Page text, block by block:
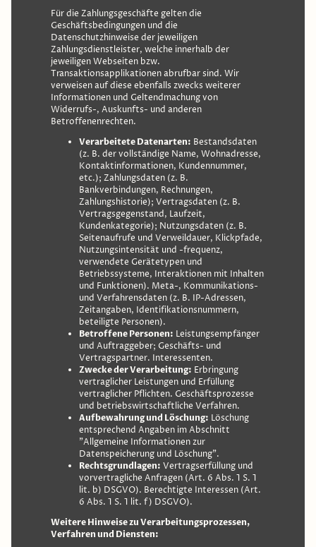
Für die Zahlungsgeschäfte gelten die
Geschäftsbedingungen und die
Datenschutzhinweise der jeweiligen
Zahlungsdienstleister, welche innerhalb der
jeweiligen Webseiten bzw.
Transaktionsapplikationen abrufbar sind. Wir
verweisen auf diese ebenfalls zwecks weiterer
Informationen und Geltendmachung von
Widerrufs-, Auskunfts- und anderen
Betroffenenrechten.
Verarbeitete Datenarten: Bestandsdaten
(z. B. der vollständige Name, Wohnadresse,
Kontaktinformationen, Kundennummer,
etc.); Zahlungsdaten (z. B.
Bankverbindungen, Rechnungen,
Zahlungshistorie); Vertragsdaten (z. B.
Vertragsgegenstand, Laufzeit,
Kundenkategorie); Nutzungsdaten (z. B.
Seitenaufrufe und Verweildauer, Klickpfade,
Nutzungsintensität und -frequenz,
verwendete Gerätetypen und
Betriebssysteme, Interaktionen mit Inhalten
und Funktionen). Meta-, Kommunikations-
und Verfahrensdaten (z. B. IP-Adressen,
Zeitangaben, Identifikationsnummern,
beteiligte Personen).
Betroffene Personen: Leistungsempfänger
und Auftraggeber; Geschäfts- und
Vertragspartner. Interessenten.
Zwecke der Verarbeitung: Erbringung
vertraglicher Leistungen und Erfüllung
vertraglicher Pflichten. Geschäftsprozesse
und betriebswirtschaftliche Verfahren.
Aufbewahrung und Löschung: Löschung
entsprechend Angaben im Abschnitt
"Allgemeine Informationen zur
Datenspeicherung und Löschung".
Rechtsgrundlagen: Vertragserfüllung und
vorvertragliche Anfragen (Art. 6 Abs. 1 S. 1
lit. b) DSGVO). Berechtigte Interessen (Art.
6 Abs. 1 S. 1 lit. f) DSGVO).
Weitere Hinweise zu Verarbeitungsprozessen,
Verfahren und Diensten: